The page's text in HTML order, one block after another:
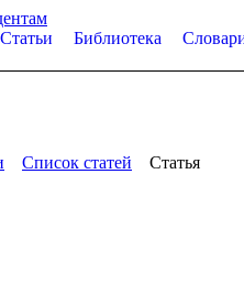
Статьи Библиотека
Список статей Статья